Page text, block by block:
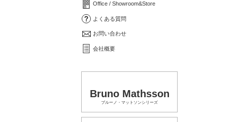
Office / Showroom&Store
よくある質問
お問い合わせ
会社概要
Bruno Mathsson
ブルーノ・マットソンシリーズ